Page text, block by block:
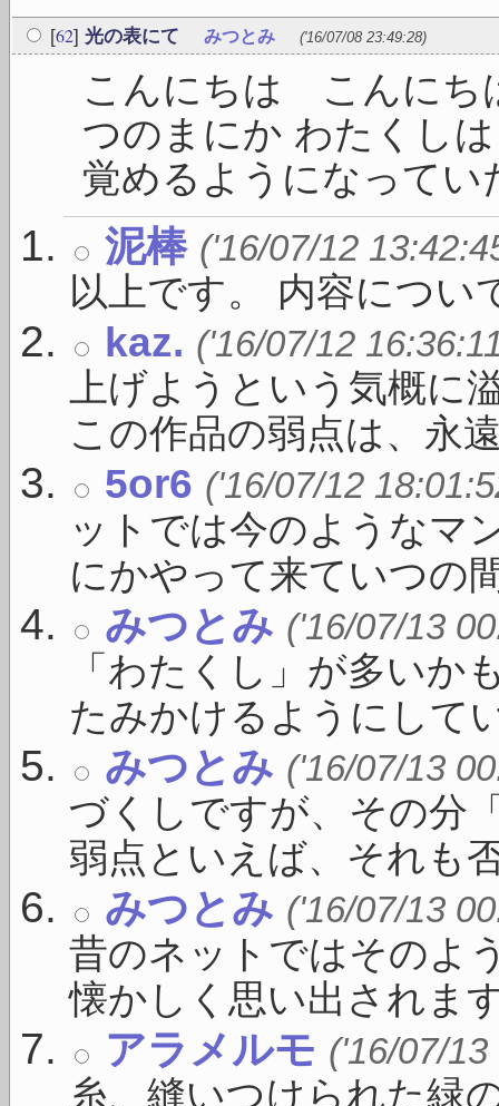
[62] 光の表にて みつとみ ('16/07/08 23:49:28)
こんにちは こんに
つのまにか わたくし
覚めるようになって
泥棒 ('16/07/12
以上です。 内容につい
kaz. ('16/07/12
上げようという気概に
この作品の弱点は、永
5or6 ('16/07/12
ットでは今のようなマ
にかやって来ていつの
みつとみ ('16/07/13
「わたくし」が多いか
たみかけるようにして
みつとみ ('16/07/13
づくしですが、その分
弱点といえば、それも
みつとみ ('16/07/13
昔のネットではそのよ
懐かしく思い出されま
アラメルモ ('16/07/